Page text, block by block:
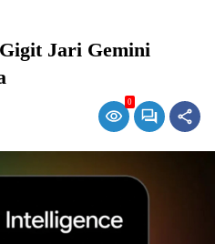
Jari Gemini
0